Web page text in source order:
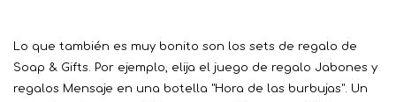
Lo que también es muy bonito son los sets de regalo de
Soap & Gifts. Por ejemplo, elija el juego de regalo Jabones y
regalos Mensaje en una botella "Hora de las burbujas". Un